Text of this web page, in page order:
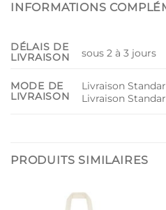
INFORMATIONS
DÉLAIS DE
LIVRAISON
sous 2 à 3 jours
MODE DE
LIVRAISON
Livraison
Livraison
PRODUITS SIMILAIRES